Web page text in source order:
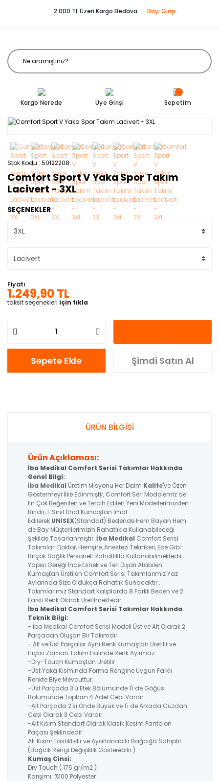
2.000 TL Üzeri Kargo Bedava Bayi Girişi
Kargo Nerede Üye Girişi Sepetim
Stok Kodu 50122208
Comfort Sport V Yaka Spor Takım
Lacivert - 3XL
SEÇENEKLER
Fiyatı
1.249,90 TL
taksit seçenekleri için tıkla
Sepete Ekle Şimdi Satın Al
ÜRÜN BİLGİSİ
Ürün Açıklaması:
İba Medikal Comfort Serisi Takımlar Hakkında
Genel Bilgi:
İba Medikal Üretim Misyonu Her Daim Kalite'ye Özen
Göstermeyi İlke Edinmiştir, Comfort Seri Modolemiz de
En Çok Beğenilen veTercih Edilen Yeni Modellerimizden
Biridir, 1. Sınıf İthal Kumaştan İmal
Edilerek UNİSEX(Standart) Bedende Hem Bayan Hem
de Bay Müşterilerimizin Rahatlıkla Kullanabileceği
Şekilde Tasarlanmıştır. İba Medikal Comfort Serisi
Takımları Doktor, Hemşire, Anestezi Teknikeri, Ebe Gibi
Birçok Sağlık Personeli Rahatlıkla Kullanabilmektedir.
Yapısı Gereği İnce Esnek ve Teri Dışarı Atabilen
Kumaştan Üretilen Comfort Serisi Takımlarımız Yaz
Aylarında Size Oldukça Rahatlık Sunacaktır...
Takımlarımız Standart Kalıplarda 8 Farklı Beden ve 2
Farklı Renk Olarak Üretilmektedir.
İba Medikal Comfort Serisi Takımlar Hakkında
Teknik Bilgi:
- İba Medikal Comfort Serisi Modeli Üst ve Alt Olarak 2
Parçadan Oluşan Bir Takımdır.
- Alt ve Üst Parçalar Aynı Renk Kumaştan Üretilir ve
Hiçbir Zaman Takım Halinde Renk Ayırmaz.
-Dry-Touch Kumaştan Üretilir
-Üst Yaka Kısmında Forma Rengine Uygun Farklı
Renkte Biye Mevcuttur.
-Üst Parçada 3'ü Etek Bölümünde 1'i de Göğüs
Bölümünde Toplam 4 Adet Cebi Vardır.
-Alt Parçada 2'si Önde Büyük ve 1'i de Arkada Cüzdan
Cebi Olarak 3 Cebi Vardır.
-Alt Kısım Standart Olarak Klasik Kesim Pantolon
Paçası Şeklindedir.
Alt Kısım Lastiklidir ve Ayarlanabilir Bağcığa Sahiptir
(Bağcık Rengi Değişiklik Gösterebilir.)
Kumaş Cinsi:
Dry Touch ( 175 gr/m2 )
Karışımı: %100 Polyester